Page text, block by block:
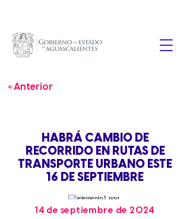
« Anterior
HABRÁ CAMBIO DE
RECORRIDO EN RUTAS DE
TRANSPORTE URBANO ESTE
16 DE SEPTIEMBRE
14 de septiembre de 2024